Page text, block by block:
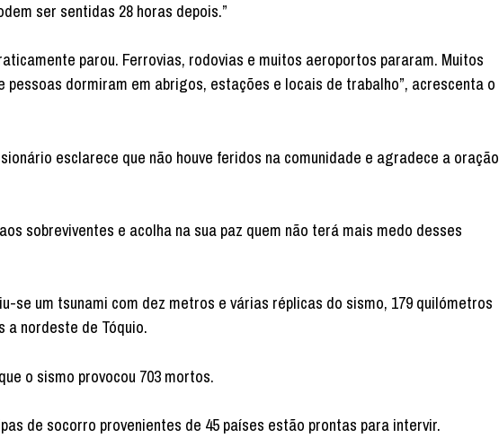
ser sentidas 28 horas depois.”
parou. Ferrovias, rodovias e muitos aeroportos pararam. Muitos
dormiram em abrigos, estações e locais de trabalho”, acrescenta o
esclarece que não houve feridos na comunidade e agradece a oração
sobreviventes e acolha na sua paz quem não terá mais medo desses
se um tsunami com dez metros e várias réplicas do sismo, 179 quilómetros
a nordeste de Tóquio.
o sismo provocou 703 mortos.
de socorro provenientes de 45 países estão prontas para intervir.